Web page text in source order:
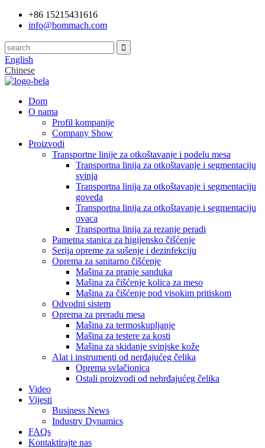
+86 15215431616
info@bommach.com
English
Chinese
Dom
O nama
Profil kompanije
Company Show
Proizvodi
Transportne linije za otkoštavanje i podelu mesa
Transportna linija za otkoštavanje i segmentaciju
svinja
Transportna linija za otkoštavanje i segmentaciju
goveda
Transportna linija za otkoštavanje i segmentaciju
ovaca
Transportna linija za rezanje peradi
Pametna stanica za higijensko čišćenje
Serija opreme za sušenje i dezinfekciju
Oprema za sanitarno čišćenje
Mašina za pranje sanduka
Mašina za čišćenje kolica za meso
Mašina za čišćenje pod visokim pritiskom
Odvodni sistem
Oprema za preradu mesa
Mašina za termoskupljanje
Mašina za testere za kosti
Mašina za skidanje svinjske kože
Alat i instrumenti od nerđajućeg čelika
Oprema svlačionica
Ostali proizvodi od nehrđajućeg čelika
Video
Vijesti
Business News
Industry Dynamics
FAQs
Kontaktirajte nas